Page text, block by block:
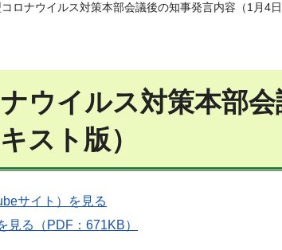
ロナウイルス対策本部会議後の知事発言内容（1月4日
ウイルス対策本部
スト版）
サイト）を見る
見る（PDF：671KB）